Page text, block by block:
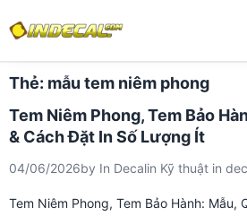
Thẻ: mẫu tem niêm phong
Tem Niêm Phong, Tem Bảo
& Cách Đặt In Số Lượng Ít
04/06/2026by In Decalin Kỹ thuật in
Tem Niêm Phong, Tem Bảo Hành: Mẫu,